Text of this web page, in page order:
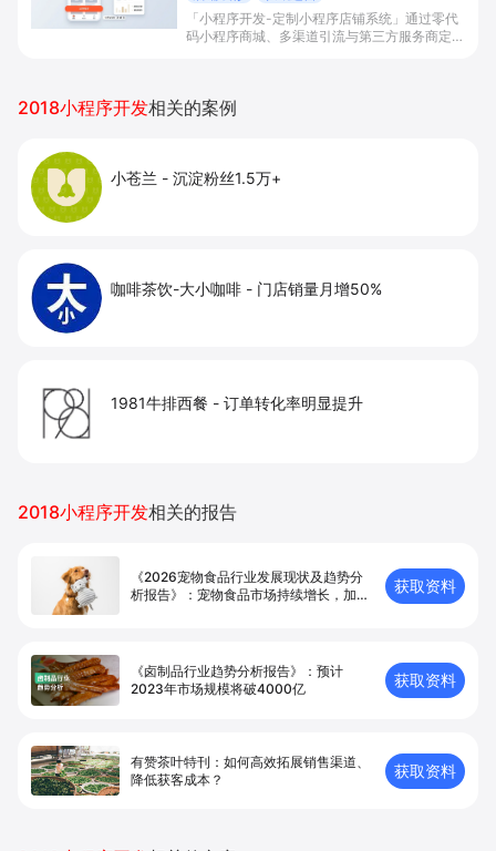
「小程序开发-定制小程序店铺系统」通过零代
码小程序商城、多渠道引流与第三方服务商定制
增长。
2018小程序开发相关的案例
小苍兰 - 沉淀粉丝1.5万+
咖啡茶饮-大小咖啡 - 门店销量月增50%
1981牛排西餐 - 订单转化率明显提升
2018小程序开发相关的报告
《2026宠物食品行业发展现状及趋势分
析报告》：宠物食品市场持续增长，加速
获取资料
《卤制品行业趋势分析报告》：预计
2023年市场规模将破4000亿
获取资料
有赞茶叶特刊：如何高效拓展销售渠道、
降低获客成本？
获取资料